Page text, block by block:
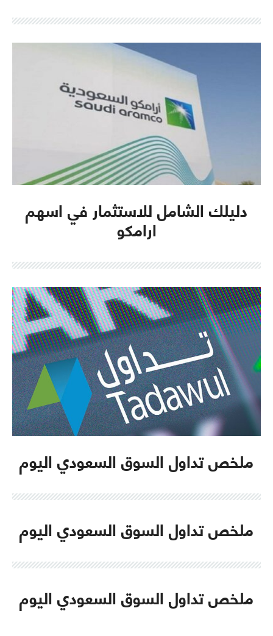
دليلك الشامل للاستثمار في اسهم
ارامكو
ملخص تداول السوق السعودي اليوم
ملخص تداول السوق السعودي اليوم
ملخص تداول السوق السعودي اليوم